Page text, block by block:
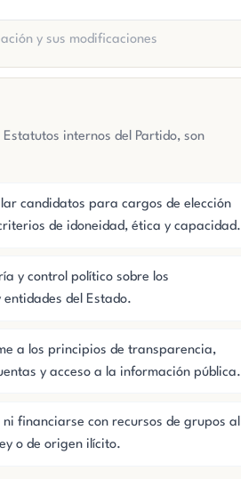
y sus modificaciones
Estatutos internos del Partido, son
candidatos para cargos de elección
de idoneidad, ética y capacidad.
y control político sobre los
del Estado.
a los principios de transparencia,
y acceso a la información pública.
financiarse con recursos de grupos al
o de origen ilícito.